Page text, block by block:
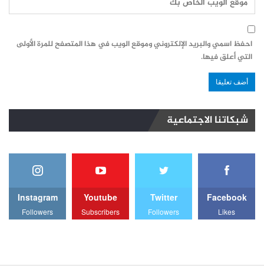
احفظ اسمي والبريد الإلكتروني وموقع الويب في هذا المتصفح للمرة الأولى
التي أعلق فيها.
شبكاتنا الاجتماعية
Facebook
Likes
Twitter
Followers
Youtube
Subscribers
Instagram
Followers